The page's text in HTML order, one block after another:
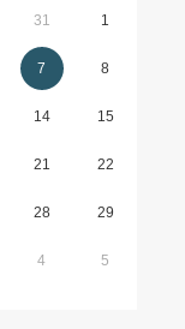
31 1
7 8
14 15
21 22
28 29
4 5